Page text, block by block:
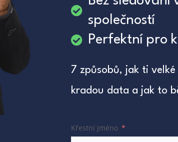
společností
Perfektní pro
7 způsobů, jak ti
kradou data a jak to
Křestní jméno